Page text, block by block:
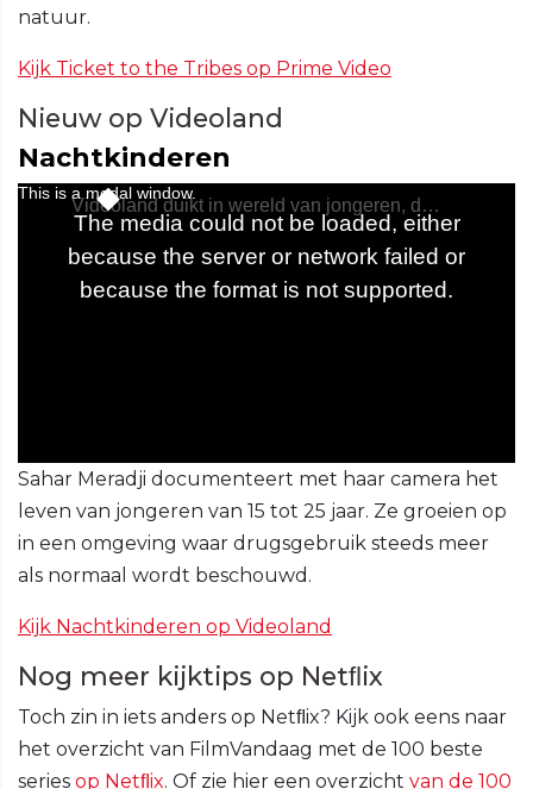
natuur.
Kijk Ticket to the Tribes op Prime Video
Nieuw op Videoland
Nachtkinderen
Sahar Meradji documenteert met haar camera het
leven van jongeren van 15 tot 25 jaar. Ze groeien op
in een omgeving waar drugsgebruik steeds meer
als normaal wordt beschouwd.
Kijk Nachtkinderen op Videoland
Nog meer kijktips op Netﬂix
Toch zin in iets anders op Netﬂix? Kijk ook eens naar
het overzicht van FilmVandaag met de 100 beste
series op Netﬂix. Of zie hier een overzicht van de 100